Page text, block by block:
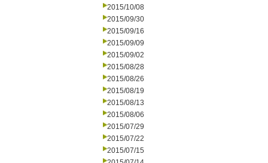
2015/10/08
2015/09/30
2015/09/16
2015/09/09
2015/09/02
2015/08/28
2015/08/26
2015/08/19
2015/08/13
2015/08/06
2015/07/29
2015/07/22
2015/07/15